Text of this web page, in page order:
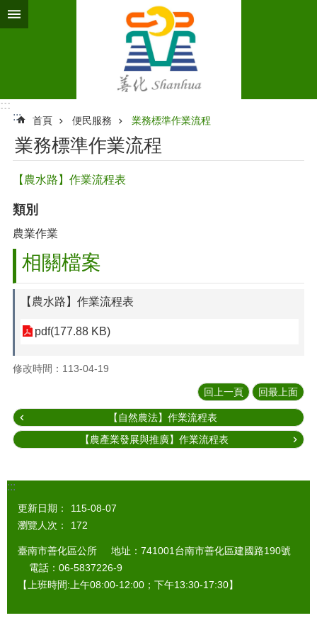
跳到主要內容區塊
:::
:::
首頁 便民服務 業務標準作業流程‭
業務標準作業流程‭
【農水路】作業流程表
類別
農業作業
相關檔案
【農水路】作業流程表
pdf(177.88 KB)
修改時間：113-04-19
回上一頁 回最上面
【自然農法】作業流程表
【農產業發展與推廣】作業流程表
:::
更新日期：
115-08-07
瀏覽人次：
172
臺南市善化區公所 地址：741001台南市善化區建國路190號
電話：06-5837226-9
【上班時間:上午08:00-12:00；下午13:30-17:30】